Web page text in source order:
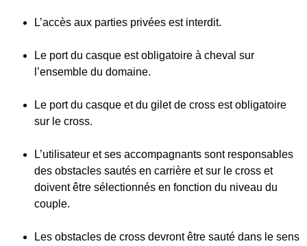
L’accès aux parties privées est interdit.
Le port du casque est obligatoire à cheval sur
l’ensemble du domaine.
Le port du casque et du gilet de cross est obligatoire
sur le cross.
L’utilisateur et ses accompagnants sont responsables
des obstacles sautés en carrière et sur le cross et
doivent être sélectionnés en fonction du niveau du
couple.
Les obstacles de cross devront être sauté dans le sens